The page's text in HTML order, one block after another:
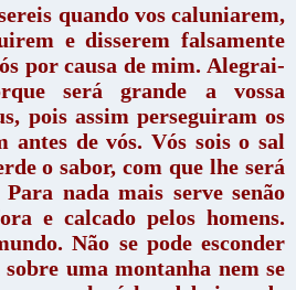
quando vos caluniarem,
e disserem falsamente
por causa de mim. Alegrai-
será grande a vossa
pois assim perseguiram os
antes de vós. Vós sois o sal
o sabor, com que lhe será
nada mais serve senão
e calcado pelos homens.
Não se pode esconder
uma montanha nem se